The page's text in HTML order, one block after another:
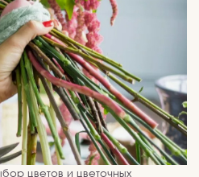
цветов и цветочных